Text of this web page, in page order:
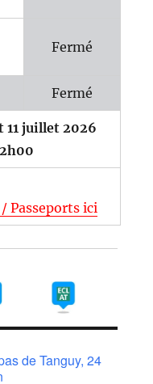
Fermé
Fermé
11 juillet 2026
Passeports ici
de Tanguy, 24